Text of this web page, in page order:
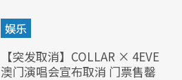
娱乐
【突发取消】COLLAR × 4EVE
澳门演唱会宣布取消 门票售罄